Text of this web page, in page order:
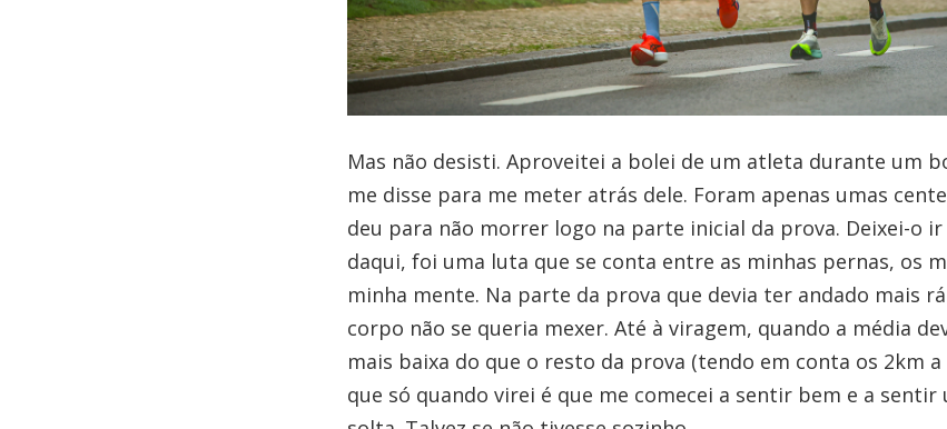
Mas não desisti. Aproveitei a bolei de um atleta durante um
me disse para me meter atrás dele. Foram apenas umas
deu para não morrer logo na parte inicial da prova. Deixei-o
daqui, foi uma luta que se conta entre as minhas pernas, os
minha mente. Na parte da prova que devia ter andado mais
corpo não se queria mexer. Até à viragem, quando a média
mais baixa do que o resto da prova (tendo em conta os 2km a
que só quando virei é que me comecei a sentir bem e a sentir